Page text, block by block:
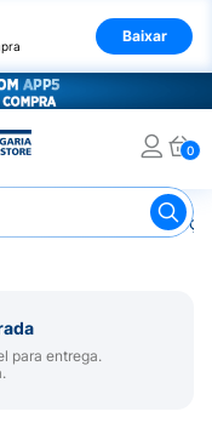
Baixar
0
para Alergias e
para entrega.